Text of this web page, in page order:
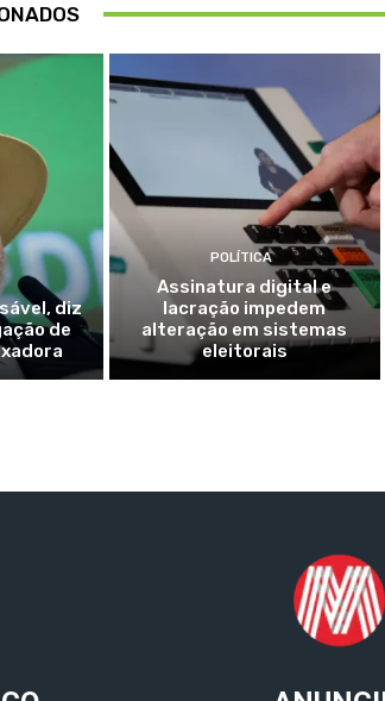
diz
de
POLÍTICA
Assinatura digital e
lacração impedem
alteração em sistemas
eleitorais